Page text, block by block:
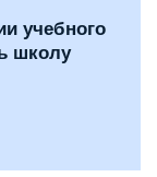
учебного
школу